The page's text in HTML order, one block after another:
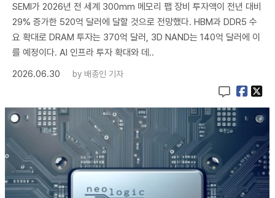
SEMI가 2026년 전 세계 300mm 메모리 팹 장비 투자액이 전년 대비
29% 증가한 520억 달러에 달할 것으로 전망했다. HBM과 DDR5 수
요 확대로 DRAM 투자는 370억 달러, 3D NAND는 140억 달러에 이
를 예정이다. AI 인프라 투자 확대와 데..
2026.06.30
by 배종인 기자